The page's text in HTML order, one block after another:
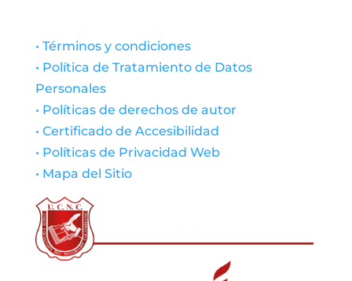
• Términos y condiciones
• Política de Tratamiento de Datos
Personales
• Políticas de derechos de autor
• Certificado de Accesibilidad
• Políticas de Privacidad Web
• Mapa del Sitio